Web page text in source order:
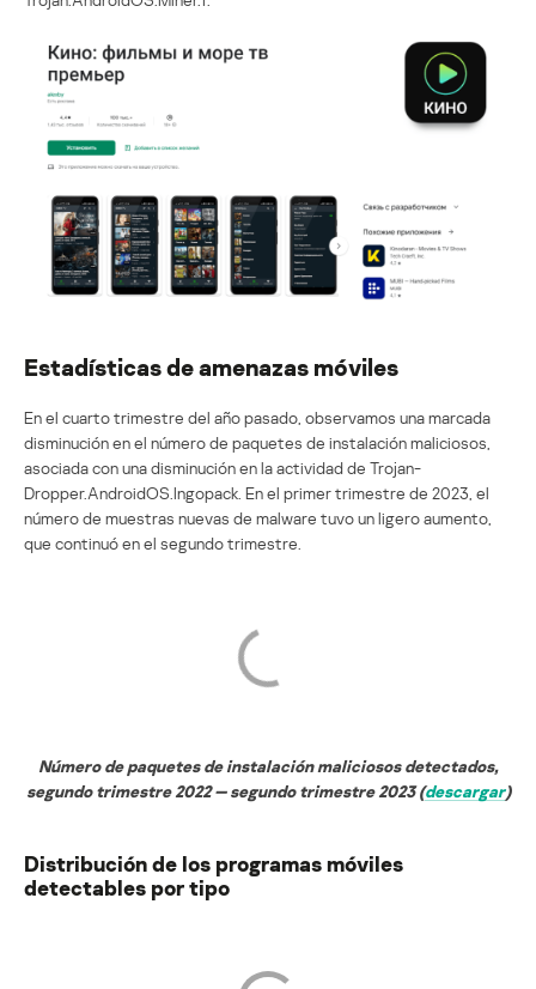
Estadísticas de amenazas móviles
En el cuarto trimestre del año pasado, observamos una marcada
disminución en el número de paquetes de instalación maliciosos,
asociada con una disminución en la actividad de Trojan-
Dropper.AndroidOS.Ingopack. En el primer trimestre de 2023, el
número de muestras nuevas de malware tuvo un ligero aumento,
que continuó en el segundo trimestre.
Número de paquetes de instalación maliciosos detectados,
segundo trimestre 2022 — segundo trimestre 2023 (descargar)
Distribución de los programas móviles
detectables por tipo